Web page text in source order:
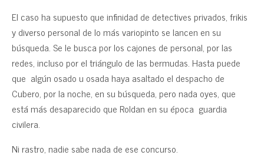
El caso ha supuesto que infinidad de detectives privados, frikis
y diverso personal de lo más variopinto se lancen en su
búsqueda. Se le busca por los cajones de personal, por las
redes, incluso por el triángulo de las bermudas. Hasta puede
que algún osado u osada haya asaltado el despacho de
Cubero, por la noche, en su búsqueda, pero nada oyes, que
está más desaparecido que Roldan en su época guardia
civilera.
Ni rastro, nadie sabe nada de ese concurso.